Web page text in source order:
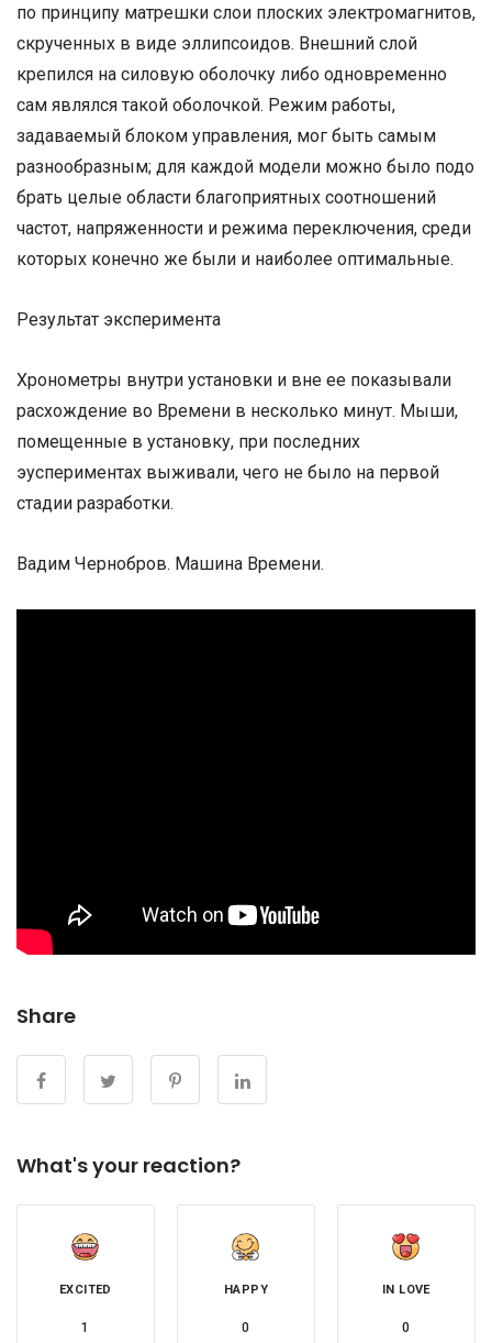
по принципу матрешки слои плоских электромагнитов,
скрученных в виде эллипсоидов. Внешний слой
крепился на силовую оболочку либо одновременно
сам являлся такой оболочкой. Режим работы,
задаваемый блоком управления, мог быть самым
разнообразным; для каждой модели можно было подо
брать целые области благоприятных соотношений
частот, напряженности и режима переключения, среди
которых конечно же были и наиболее оптимальные.
Результат эксперимента
Хронометры внутри установки и вне ее показывали
расхождение во Времени в несколько минут. Мыши,
помещенные в установку, при последних
эуспериментах выживали, чего не было на первой
стадии разработки.
Вадим Чернобров. Машина Времени.
Share
What's your reaction?
EXCITED
1
HAPPY
0
IN LOVE
0